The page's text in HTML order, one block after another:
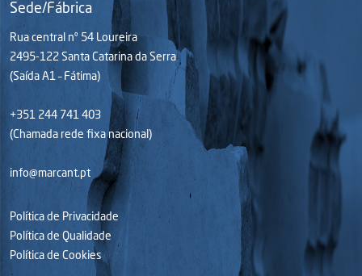
Sede/Fábrica
Rua central nº 54 Loureira
2495-122 Santa Catarina da Serra
(Saída A1 – Fátima)
+351 244 741 403
(Chamada rede fixa nacional)
info@marcant.pt
Política de Privacidade
Política de Qualidade
Política de Cookies